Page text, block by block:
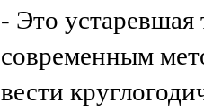
- Это устаревшая
современным
вести